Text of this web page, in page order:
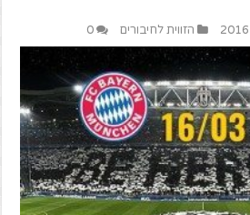
הזווית לחיבורים 0